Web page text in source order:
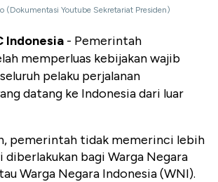
(Dokumentasi Youtube Sekretariat Presiden)
Indonesia - Pemerintah
memperluas kebijakan wajib
pelaku perjalanan
datang ke Indonesia dari luar
pemerintah tidak memerinci lebih
diberlakukan bagi Warga Negara
Warga Negara Indonesia (WNI).